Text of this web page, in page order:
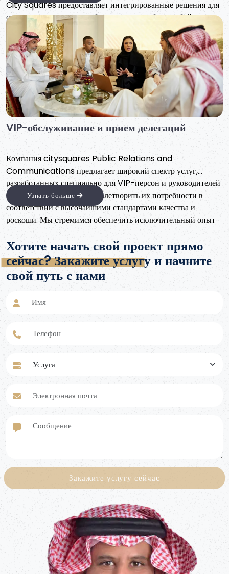
рынке Саудовской Аравии!
Услуги по подбору персонала, рекрутингу и
предоставлению рабочей силы в аренду
City Squares мы предоставляем комплексные решения для
компаний, включая подбор персонала, кадровое обеспечение,
предоставление рабочей силы и управление персоналом,
используя разнообразную команду консультантов,
руководителей, врачей, медсестер, инженеров, техников, а
также оперативного и сервисного персонала. Наше
обширное международное присутствие гарантирует отбор
высококвалифицированных специалистов и быструю
обработку заявок.
Узнать больше
Хотите начать свой проект прямо
сейчас? Закажите услугу и начните
свой путь с нами
Имя
Телефон
Сообщение
Закажите услугу сейчас